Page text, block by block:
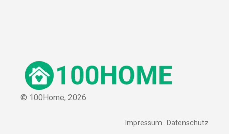
© 100Home, 2026
Impressum Datenschutz